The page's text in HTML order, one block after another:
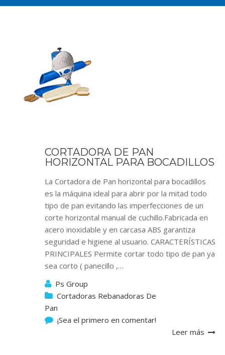
CORTADORA DE PAN
HORIZONTAL PARA BOCADILLOS
La Cortadora de Pan horizontal para bocadillos
es la máquina ideal para abrir por la mitad todo
tipo de pan evitando las imperfecciones de un
corte horizontal manual de cuchillo.Fabricada en
acero inoxidable y en carcasa ABS garantiza
seguridad e higiene al usuario. CARACTERÍSTICAS
PRINCIPALES Permite cortar todo tipo de pan ya
sea corto ( panecillo ,…
Ps Group
Cortadoras Rebanadoras De
Pan
¡Sea el primero en comentar!
Leer más